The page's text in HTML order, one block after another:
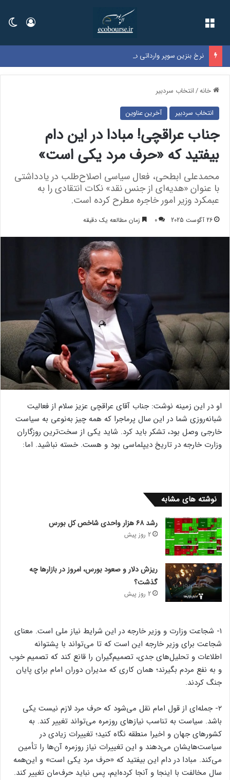
ورود
نرخ بنزین سوپر وارداتی در بورس اعلام شد
خانه/انتخاب سردبیر
انتخاب سردبیر آخرین عناوین
جناب عراقچی! مبادا در این دام
بیفتید که «حرف مرد یکی است»
محمدعلی ابطحی، فعال سیاسی اصلاح‌طلب در یادداشتی
با عنوان «هدیه‌ای از جنس نقد» نکات انتقادی را به
عبمکرد وزیر امور خاجره مطرح کرده است.
26 آگوست 2025 0 زمان مطالعه یک دقیقه
او در این زمینه نوشت: جناب آقای عراقچی عزیز سلام از فعالیت
شبانه‌روزی شما در این سال پرماجرا که همه چیز به‌نوعی به سیاست
خارجی وصل بود، تشکر باید کرد. شاید یکی از سخت‌ترین روزگاران
وزارت خارجه در تاریخ دیپلماسی بود و هست. خسته نباشید. اما:
نوشته های مشابه
رشد ۶۸ هزار واحدی شاخص کل بورس
2 روز پیش
ریزش دلار و صعود بورس، امروز در بازارها چه
گذشت؟
2 روز پیش
۱- شجاعت وزارت و وزیر خارجه در این شرایط نیاز ملی است. معنای
شجاعت برای وزیر خارجه این است که تا می‌تواند با پشتوانه
اطلاعات و تحلیل‌های جدی، تصمیم‌گیران را قانع کند که تصمیم خوب
و به نفع مردم بگیرند؛ همان کاری که مدیران دوران امام برای پایان
جنگ کردند.
۲- جمله‌ای از قول امام نقل می‌شود که حرف مرد لازم نیست یکی
باشد. سیاست به تناسب نیازهای روزمره می‌تواند تغییر کند. به
کشورهای جهان و اخیرا منطقه نگاه کنید؛ تغییرات زیادی در
سیاست‌هایشان می‌دهند و این تغییرات نیاز روزمره آن‌ها را تأمین
می‌کند. مبادا در دام این بیفتید که «حرف مرد یکی است» و این‌همه
سال مخالفت با اینجا و آنجا کرده‌ایم، پس نباید حرف‌مان تغییر کند.